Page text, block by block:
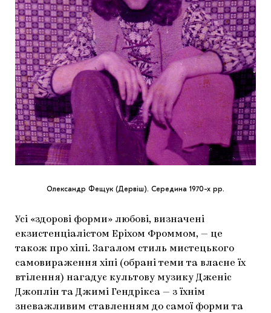
Олександр Фещук (Дервіш). Середина 1970-х рр.
Усі «здорові форми» любові, визначені
екзистенціалістом Еріхом Фроммом, — це
також про хіпі. Загалом стиль мистецького
самовираження хіпі (обрані теми та власне їх
втілення) нагадує культову музику Дженіс
Джоплін та Джимі Гендрікса — з їхнім
зневажливим ставленням до самої форми та